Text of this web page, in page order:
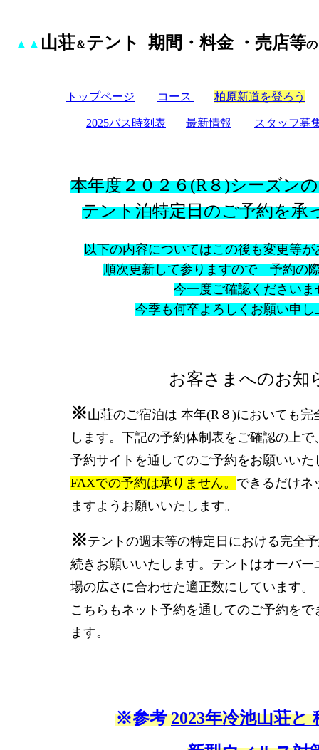
▲▲ 山荘＆テント 期間・料金 ・売店等の
トップページ コース 柏原新道を登ろう
2025バス時刻表 最新情報 スタッフ募
本年度２０２６(R８)シーズン
テント泊特定日のご予約を承
以下の内容についてはこの後も変更等
順次更新して参りますので 予約の
今一度ご確認くださいま
今季も何卒よろしくお願い申し
お客さまへのお知
※山荘のご宿泊は 本年(R８)においても
します。下記の予約体制表をご確認の上
予約サイトを通してのご予約をお願いいた
FAXでの予約は承りません。 できるだけネ
ますようお願いいたします。
※テントの週末等の特定日における完全
続きお願いいたします。テントはオーバ
場の広さに合わせた適正数にしています。
こちらもネット予約を通してのご予約を
ます。
※参考2023年冷池山荘と